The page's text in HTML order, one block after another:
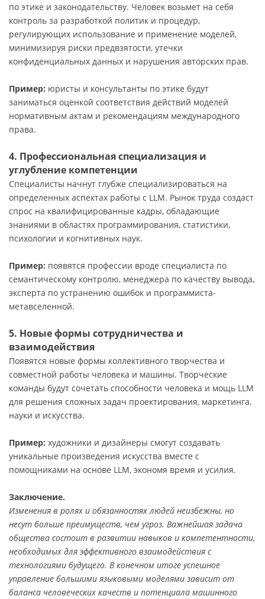
по этике и законодательству. Человек возьмет на себя
контроль за разработкой политик и процедур,
регулирующих использование и применение моделей,
минимизируя риски предвзятости, утечки
конфиденциальных данных и нарушения авторских прав.
Пример: юристы и консультанты по этике будут
заниматься оценкой соответствия действий моделей
нормативным актам и рекомендациям международного
права.
4. Профессиональная специализация и
углубление компетенции
Специалисты начнут глубже специализироваться на
определенных аспектах работы с LLM. Рынок труда создаст
спрос на квалифицированные кадры, обладающие
знаниями в областях программирования, статистики,
психологии и когнитивных наук.
Пример: появятся профессии вроде специалиста по
семантическому контролю, менеджера по качеству вывода,
эксперта по устранению ошибок и программиста-
метавселенной.
5. Новые формы сотрудничества и
взаимодействия
Появятся новые формы коллективного творчества и
совместной работы человека и машины. Творческие
команды будут сочетать способности человека и мощь LLM
для решения сложных задач проектирования, маркетинга,
науки и искусства.
Пример: художники и дизайнеры смогут создавать
уникальные произведения искусства вместе с
помощниками на основе LLM, экономя время и усилия.
Заключение.
Изменения в ролях и обязанностях людей неизбежны, но
несут больше преимуществ, чем угроз. Важнейшая задача
общества состоит в развитии навыков и компетентности,
необходимых для эффективного взаимодействия с
технологиями будущего. В конечном итоге успешное
управление большими языковыми моделями зависит от
баланса человеческих качеств и потенциала машинного